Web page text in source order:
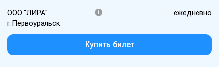
ООО "ЛИРА"
г.Первоуральск
ежедневно
Купить билет